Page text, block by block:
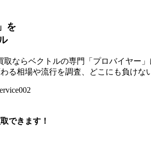
を
取ならベクトルの専門「プロバイヤー」
る相場や流行を調査、どこにも負けな
できます！